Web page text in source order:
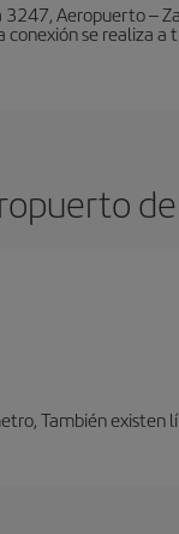
Aeropuerto –
se realiza a
También